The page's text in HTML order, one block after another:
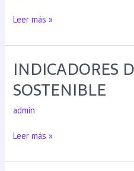
Leer más »
INDICADORES
SOSTENIBLE
admin
Leer más »